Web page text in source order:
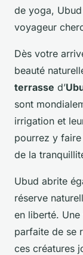
de yoga,
voyageur
Dès votre
beauté
terrasse d’
sont
irrigation et
pourrez y
de la
Ubud abrite
réserve
en liberté.
parfaite de se
ces créatures